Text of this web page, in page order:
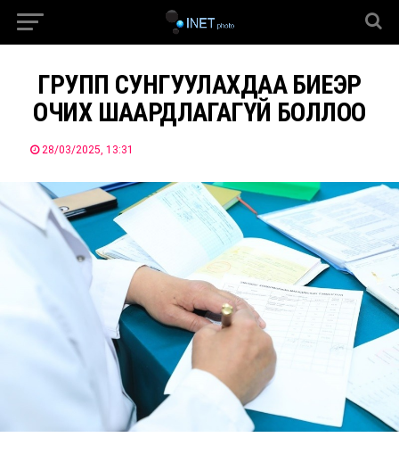
ГРУПП СУНГУУЛАХДАА БИЕЭР
ОЧИХ ШААРДЛАГАГҮЙ БОЛЛОО
28/03/2025, 13:31